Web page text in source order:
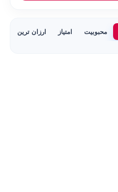
محبوبیت امتیاز ارزان ترین